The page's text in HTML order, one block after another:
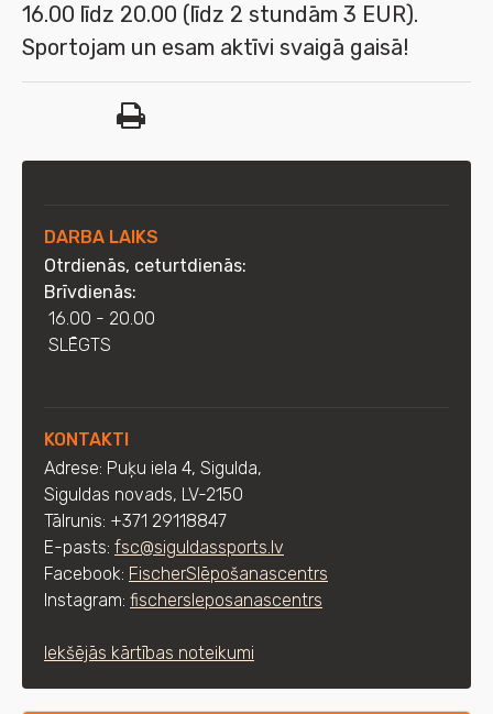
16.00 līdz 20.00 (līdz 2 stundām 3 EUR).
Sportojam un esam aktīvi svaigā gaisā!
DARBA LAIKS
Otrdienās, ceturtdienās:
Brīvdienās:
16.00 - 20.00
SLĒGTS
KONTAKTI
Adrese: Puķu iela 4, Sigulda,
Siguldas novads, LV-2150
Tālrunis: +371 29118847
E-pasts: fsc@siguldassports.lv
Facebook: FischerSlēpošanascentrs
Instagram: fischersleposanascentrs
Iekšējās kārtības noteikumi